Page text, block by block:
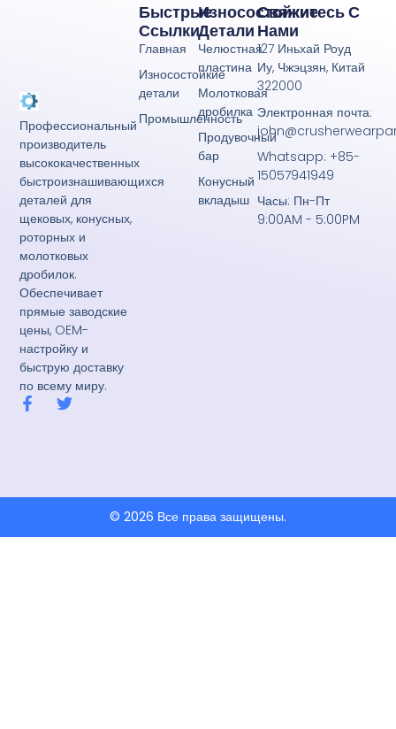
Профессиональный
производитель
высококачественных
быстроизнашивающихся
деталей для
щековых, конусных,
роторных и
молотковых
дробилок.
Обеспечивает
прямые заводские
цены, OEM-
настройку и
быструю доставку
по всему миру.
F
o
T
r
Износостойкие
Детали
Челюстная
пластина
Молотковая
дробилка
Продувочный
бар
Конусный
вкладыш
Быстрые
Ссылки
Главная
Износостойкие
детали
Промышленность
Свяжитесь С
Нами
127 Иньхай Роуд
Иу, Чжэцзян, Китай
322000
Электронная почта:
Whatsapp: +85-
15057941949
Часы: Пн-Пт
9:00AM - 5:00PM
© 2026 Все права защищены.